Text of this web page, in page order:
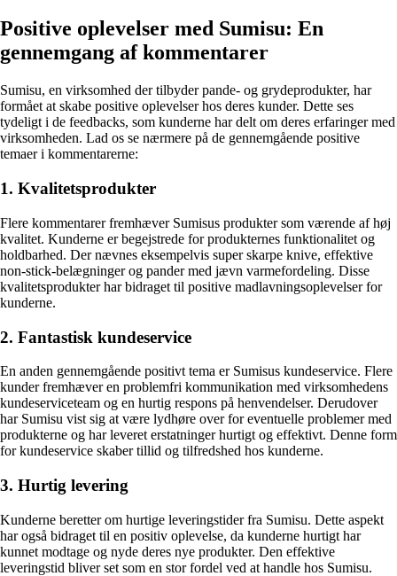
Positive oplevelser med Sumisu: En
gennemgang af kommentarer
Sumisu, en virksomhed der tilbyder pande- og grydeprodukter, har
formået at skabe positive oplevelser hos deres kunder. Dette ses
tydeligt i de feedbacks, som kunderne har delt om deres erfaringer med
virksomheden. Lad os se nærmere på de gennemgående positive
temaer i kommentarerne:
1. Kvalitetsprodukter
Flere kommentarer fremhæver Sumisus produkter som værende af høj
kvalitet. Kunderne er begejstrede for produkternes funktionalitet og
holdbarhed. Der nævnes eksempelvis super skarpe knive, effektive
non-stick-belægninger og pander med jævn varmefordeling. Disse
kvalitetsprodukter har bidraget til positive madlavningsoplevelser for
kunderne.
2. Fantastisk kundeservice
En anden gennemgående positivt tema er Sumisus kundeservice. Flere
kunder fremhæver en problemfri kommunikation med virksomhedens
kundeserviceteam og en hurtig respons på henvendelser. Derudover
har Sumisu vist sig at være lydhøre over for eventuelle problemer med
produkterne og har leveret erstatninger hurtigt og effektivt. Denne form
for kundeservice skaber tillid og tilfredshed hos kunderne.
3. Hurtig levering
Kunderne beretter om hurtige leveringstider fra Sumisu. Dette aspekt
har også bidraget til en positiv oplevelse, da kunderne hurtigt har
kunnet modtage og nyde deres nye produkter. Den effektive
leveringstid bliver set som en stor fordel ved at handle hos Sumisu.